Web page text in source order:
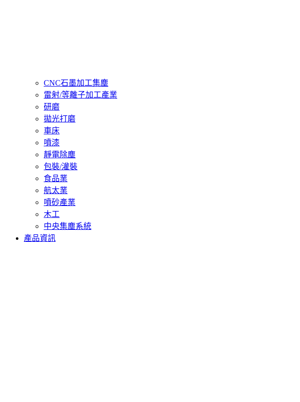
CNC石墨加工集塵
雷射/等離子加工產業
研磨
拋光打磨
車床
噴漆
靜電除塵
包裝/灌裝
食品業
航太業
噴砂產業
木工
中央集塵系統
產品資訊